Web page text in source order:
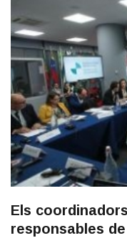
Els
responsables